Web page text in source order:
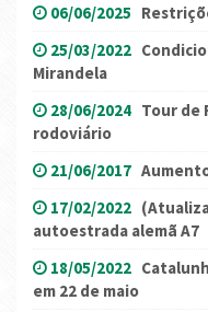
06/06/2025
25/03/2022
Mirandela
28/06/2024 Tour de
rodoviário
21/06/2017
17/02/2022
autoestrada alemã A7
18/05/2022
em 22 de maio